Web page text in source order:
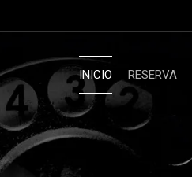
INICIO RESERVA